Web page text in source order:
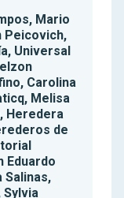
Mario
Peicovich,
Universal
Carolina
Melisa
Heredera
de
Eduardo
Salinas,
Sylvia